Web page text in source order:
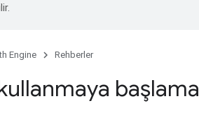
Engine Rehberler
başlama